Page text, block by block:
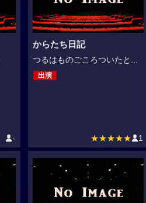
-
からたち日記
つるはものごころついたと...
出演
★★★★★ 1